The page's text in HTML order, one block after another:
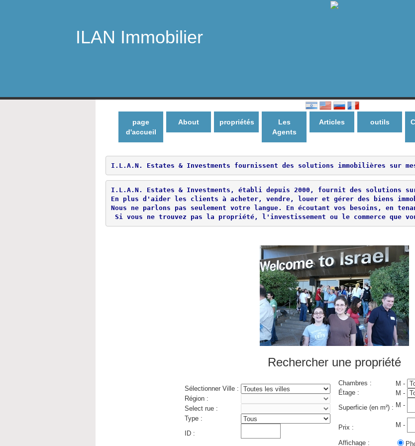
ILAN Immobilier
page
d'accueil
About propriétés
Les
Agents
Articles outils
I.L.A.N. Estates & Investments fournissent des solutions immobilières sur
I.L.A.N. Estates & Investments, établi depuis 2000, fournit des solutions
En plus d'aider les clients à acheter, vendre, louer et gérer des biens
Nous ne parlons pas seulement votre langue. En écoutant vos besoins,
Rechercher une propriété
Sélectionner Ville:
Région:
Select rue :
Type:
ID :
Chambres : M -
Étage: M -
Superficie (en m²): M -
Prix : M -
Affichage :